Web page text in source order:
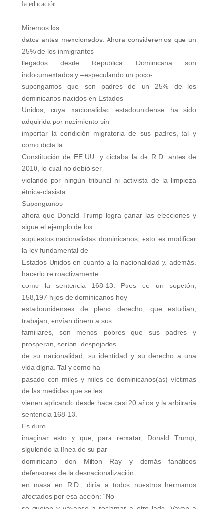
la educación.
Miremos los
datos antes mencionados. Ahora consideremos que un
25% de los inmigrantes
llegados desde República Dominicana son
indocumentados y –especulando un poco-
supongamos que son padres de un 25% de los
dominicanos nacidos en Estados
Unidos, cuya nacionalidad estadounidense ha sido
adquirida por nacimiento sin
importar la condición migratoria de sus padres, tal y
como dicta la
Constitución de EE.UU. y dictaba la de R.D. antes de
2010, lo cual no debió ser
violando por ningún tribunal ni activista de la limpieza
étnica-clasista.
Supongamos
ahora que Donald Trump logra ganar las elecciones y
sigue el ejemplo de los
supuestos nacionalistas dominicanos, esto es modificar
la ley fundamental de
Estados Unidos en cuanto a la nacionalidad y, además,
hacerlo retroactivamente
como la sentencia 168-13. Pues de un sopetón,
158,197 hijos de dominicanos hoy
estadounidenses de pleno derecho, que estudian,
trabajan, envían dinero a sus
familiares, son menos pobres que sus padres y
prosperan, serían despojados
de su nacionalidad, su identidad y su derecho a una
vida digna. Tal y como ha
pasado con miles y miles de dominicanos(as) víctimas
de las medidas que se les
vienen aplicando desde hace casi 20 años y la arbitraria
sentencia 168-13.
Es duro
imaginar esto y que, para rematar, Donald Trump,
siguiendo la línea de su par
dominicano don Milton Ray y demás fanáticos
defensores de la desnacionalización
en masa en R.D., diría a todos nuestros hermanos
afectados por esa acción: “No